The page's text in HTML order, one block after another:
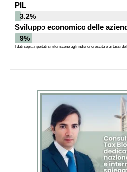
PIL
3.2%
Sviluppo economico delle
9%
I dati sopra riportati si riferiscono agli indici di crescita e ai tassi